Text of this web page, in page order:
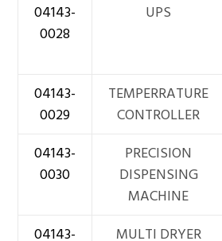
04143-
0028
UPS
04143-
0029
TEMPERRATURE
CONTROLLER
04143-
0030
PRECISION
DISPENSING
MACHINE
04143-
MULTI DRYER